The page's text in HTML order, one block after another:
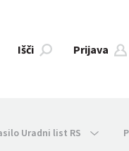
Išči Prijava
Uradni list RS